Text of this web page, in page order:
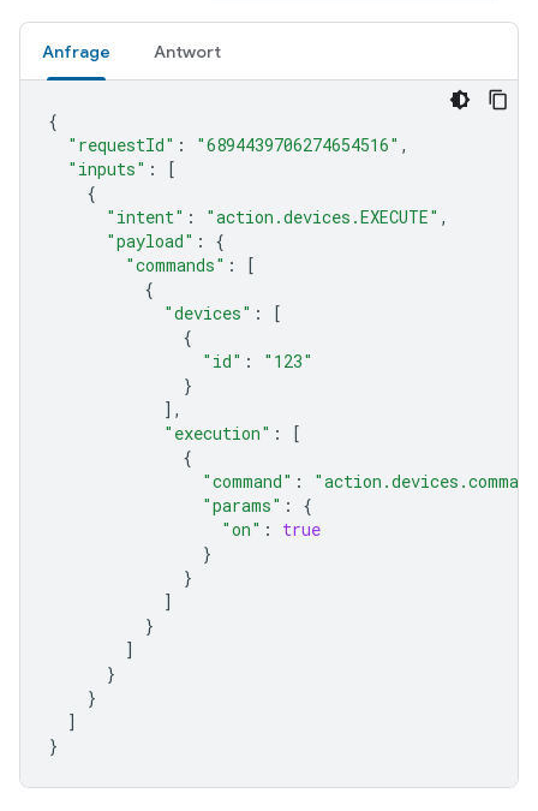
Anfrage Antwort
{
"requestId" : "6894439706274654516" ,
"inputs" :
[
{
"intent" : "action.devices.EXECUTE" ,
"payload" :
{
"commands" :
[
{
"devices" :
[
{
"id" :
"123"
}
],
"execution" :
[
{
"command" :
"params" :
{
"on" :
true
}
}
]
}
]
}
}
]
}